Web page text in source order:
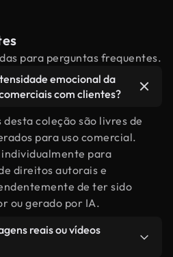
para perguntas frequentes.
emocional da
com clientes?
coleção são livres de
para uso comercial.
para
direitos autorais e
de ter sido
ou gerado por IA.
reais ou vídeos